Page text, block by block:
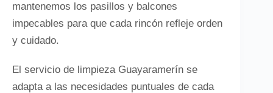
mantenemos los pasillos y balcones
impecables para que cada rincón refleje orden
y cuidado.
El servicio de limpieza Guayaramerín se
adapta a las necesidades puntuales de cada